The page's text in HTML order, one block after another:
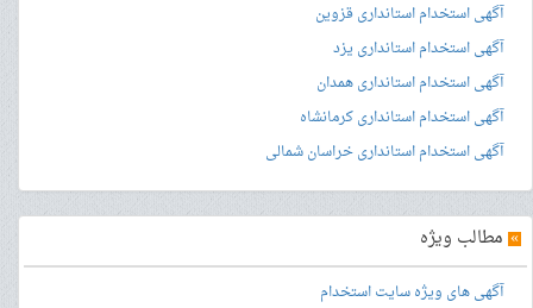
آگهی استخدام استانداری قزوین
آگهی استخدام استانداری یزد
آگهی استخدام استانداری همدان
آگهی استخدام استانداری کرمانشاه
آگهی استخدام استانداری خراسان شمالی
» مطالب ویژه
آگهی های ویژه سایت استخدام